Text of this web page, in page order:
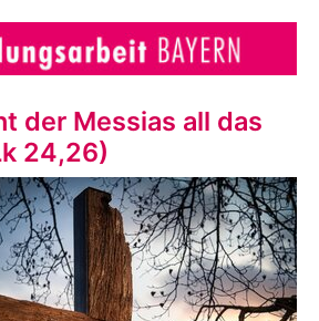
der Messias all das
24,26)